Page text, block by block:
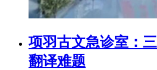
项羽古文急诊室：
翻译难题